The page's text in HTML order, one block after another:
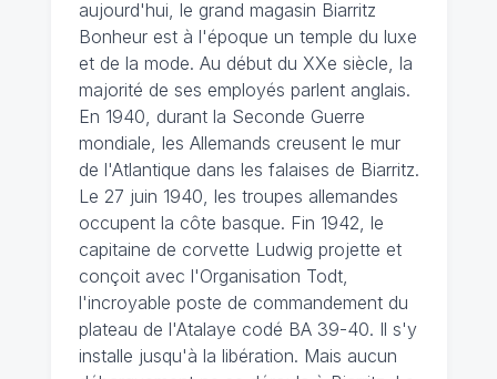
aujourd'hui, le grand magasin Biarritz
Bonheur est à l'époque un temple du luxe
et de la mode. Au début du XXe siècle, la
majorité de ses employés parlent anglais.
En 1940, durant la Seconde Guerre
mondiale, les Allemands creusent le mur
de l'Atlantique dans les falaises de Biarritz.
Le 27 juin 1940, les troupes allemandes
occupent la côte basque. Fin 1942, le
capitaine de corvette Ludwig projette et
conçoit avec l'Organisation Todt,
l'incroyable poste de commandement du
plateau de l'Atalaye codé BA 39-40. Il s'y
installe jusqu'à la libération. Mais aucun